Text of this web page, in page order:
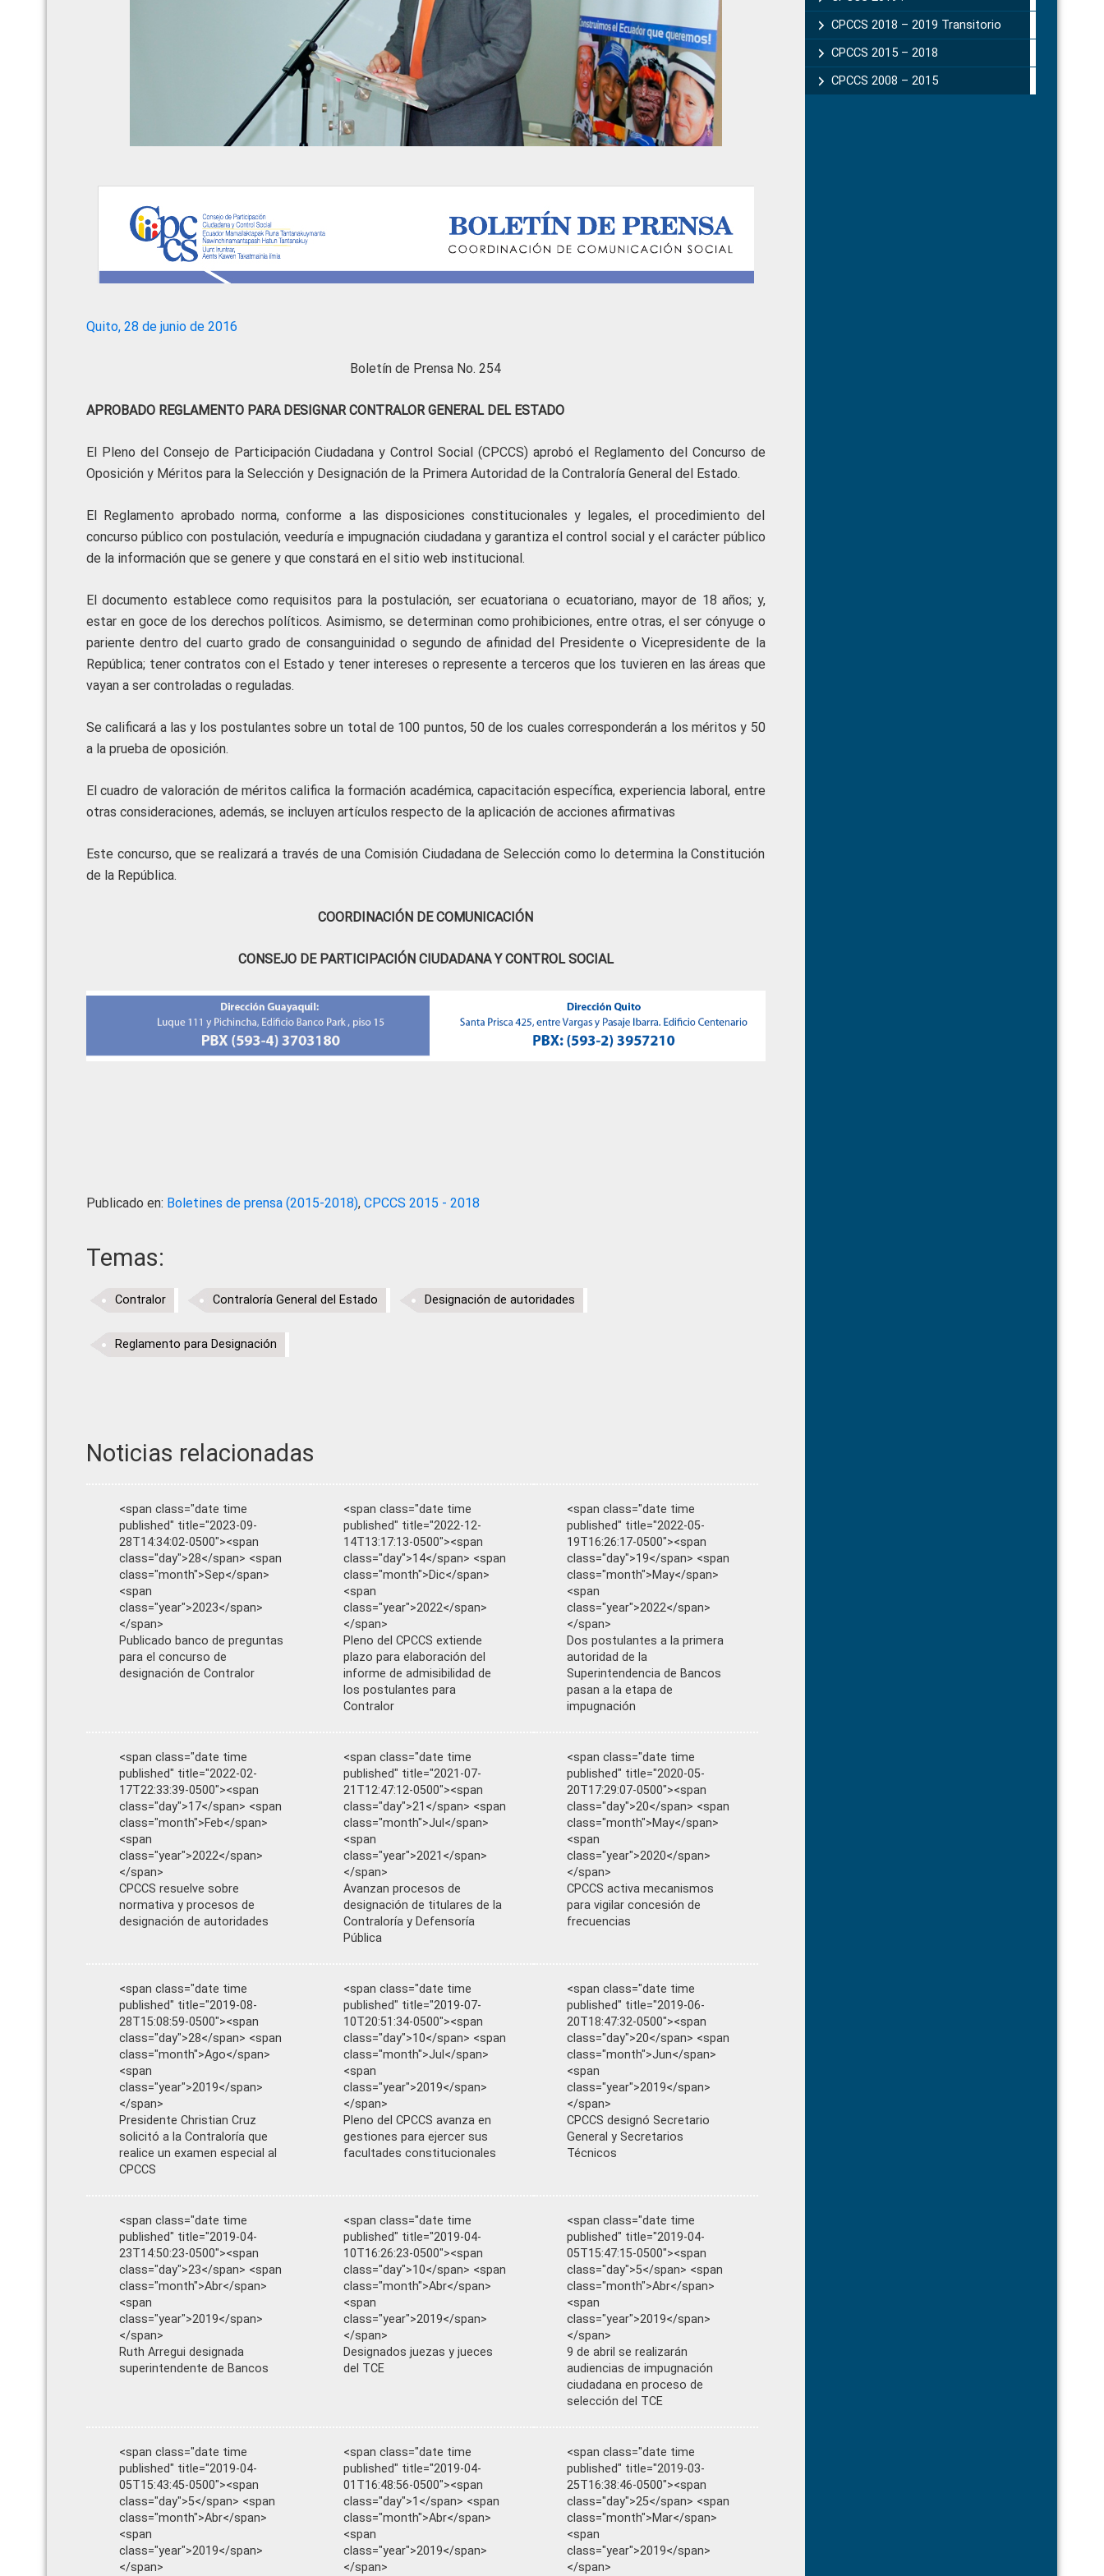
Quito, 28 de junio de 2016
Boletín de Prensa No. 254
APROBADO REGLAMENTO PARA DESIGNAR CONTRALOR GENERAL DEL ESTADO
El Pleno del Consejo de Participación Ciudadana y Control Social (CPCCS) aprobó el Reglamento del Concurso de
Oposición y Méritos para la Selección y Designación de la Primera Autoridad de la Contraloría General del Estado.
El Reglamento aprobado norma, conforme a las disposiciones constitucionales y legales, el procedimiento del
concurso público con postulación, veeduría e impugnación ciudadana y garantiza el control social y el carácter público
de la información que se genere y que constará en el sitio web institucional.
El documento establece como requisitos para la postulación, ser ecuatoriana o ecuatoriano, mayor de 18 años; y,
estar en goce de los derechos políticos. Asimismo, se determinan como prohibiciones, entre otras, el ser cónyuge o
pariente dentro del cuarto grado de consanguinidad o segundo de afinidad del Presidente o Vicepresidente de la
República; tener contratos con el Estado y tener intereses o represente a terceros que los tuvieren en las áreas que
vayan a ser controladas o reguladas.
Se calificará a las y los postulantes sobre un total de 100 puntos, 50 de los cuales corresponderán a los méritos y 50
a la prueba de oposición.
El cuadro de valoración de méritos califica la formación académica, capacitación específica, experiencia laboral, entre
otras consideraciones, además, se incluyen artículos respecto de la aplicación de acciones afirmativas
Este concurso, que se realizará a través de una Comisión Ciudadana de Selección como lo determina la Constitución
de la República.
COORDINACIÓN DE COMUNICACIÓN
CONSEJO DE PARTICIPACIÓN CIUDADANA Y CONTROL SOCIAL
Publicado en: Boletines de prensa (2015-2018), CPCCS 2015 - 2018
Temas:
Contralor Contraloría General del Estado Designación de autoridades
Reglamento para Designación
Noticias relacionadas
<span class="date time
published" title="2023-09-
28T14:34:02-0500"><span
class="day">28</span> <span
class="month">Sep</span>
<span
class="year">2023</span>
</span>
Publicado banco de preguntas
para el concurso de
designación de Contralor
<span class="date time
published" title="2022-12-
14T13:17:13-0500"><span
class="day">14</span> <span
class="month">Dic</span>
<span
class="year">2022</span>
</span>
Pleno del CPCCS extiende
plazo para elaboración del
informe de admisibilidad de
los postulantes para
Contralor
<span class="date time
published" title="2022-05-
19T16:26:17-0500"><span
class="day">19</span> <span
class="month">May</span>
<span
class="year">2022</span>
</span>
Dos postulantes a la primera
autoridad de la
Superintendencia de Bancos
pasan a la etapa de
impugnación
<span class="date time
published" title="2022-02-
17T22:33:39-0500"><span
class="day">17</span> <span
class="month">Feb</span>
<span
class="year">2022</span>
</span>
CPCCS resuelve sobre
normativa y procesos de
designación de autoridades
<span class="date time
published" title="2021-07-
21T12:47:12-0500"><span
class="day">21</span> <span
class="month">Jul</span>
<span
class="year">2021</span>
</span>
Avanzan procesos de
designación de titulares de la
Contraloría y Defensoría
Pública
<span class="date time
published" title="2020-05-
20T17:29:07-0500"><span
class="day">20</span> <span
class="month">May</span>
<span
class="year">2020</span>
</span>
CPCCS activa mecanismos
para vigilar concesión de
frecuencias
<span class="date time
published" title="2019-08-
28T15:08:59-0500"><span
class="day">28</span> <span
class="month">Ago</span>
<span
class="year">2019</span>
</span>
Presidente Christian Cruz
solicitó a la Contraloría que
realice un examen especial al
CPCCS
<span class="date time
published" title="2019-07-
10T20:51:34-0500"><span
class="day">10</span> <span
class="month">Jul</span>
<span
class="year">2019</span>
</span>
Pleno del CPCCS avanza en
gestiones para ejercer sus
facultades constitucionales
<span class="date time
published" title="2019-06-
20T18:47:32-0500"><span
class="day">20</span> <span
class="month">Jun</span>
<span
class="year">2019</span>
</span>
CPCCS designó Secretario
General y Secretarios
Técnicos
<span class="date time
published" title="2019-04-
23T14:50:23-0500"><span
class="day">23</span> <span
class="month">Abr</span>
<span
class="year">2019</span>
</span>
Ruth Arregui designada
superintendente de Bancos
<span class="date time
published" title="2019-04-
10T16:26:23-0500"><span
class="day">10</span> <span
class="month">Abr</span>
<span
class="year">2019</span>
</span>
Designados juezas y jueces
del TCE
<span class="date time
published" title="2019-04-
05T15:47:15-0500"><span
class="day">5</span> <span
class="month">Abr</span>
<span
class="year">2019</span>
</span>
9 de abril se realizarán
audiencias de impugnación
ciudadana en proceso de
selección del TCE
<span class="date time
published" title="2019-04-
05T15:43:45-0500"><span
class="day">5</span> <span
class="month">Abr</span>
<span
class="year">2019</span>
</span>
<span class="date time
published" title="2019-04-
01T16:48:56-0500"><span
class="day">1</span> <span
class="month">Abr</span>
<span
class="year">2019</span>
</span>
<span class="date time
published" title="2019-03-
25T16:38:46-0500"><span
class="day">25</span> <span
class="month">Mar</span>
<span
class="year">2019</span>
</span>
CPCCS 2018 – 2019 Transitorio
CPCCS 2015 – 2018
CPCCS 2008 – 2015